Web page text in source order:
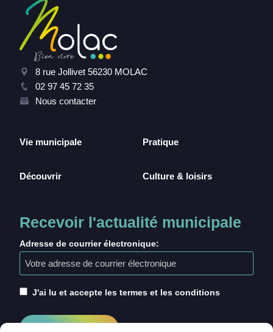
8 rue Jollivet 56230 MOLAC
02 97 45 72 35
Nous contacter
Vie municipale
Découvrir
Pratique
Culture & loisirs
Recevoir l'actualité municipale
Adresse de courrier électronique:
J'ai lu et accepte les termes et les conditions